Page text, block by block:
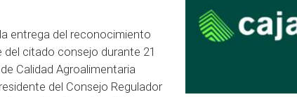
entrega del reconocimiento
citado consejo durante 21
Calidad Agroalimentaria
del Consejo Regulador